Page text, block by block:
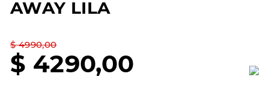
AWAY LILA
$ 4990,00
$ 4290,00